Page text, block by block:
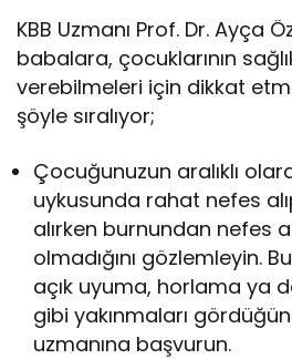
KBB Uzmanı Prof. Dr. Ayça
babalara, çocuklarının
verebilmeleri için dikkat
şöyle sıralıyor;
Çocuğunuzun aralıklı
uykusunda rahat nefes
alırken burnundan nefes
olmadığını gözlemleyin.
açık uyuma, horlama ya
gibi yakınmaları
uzmanına başvurun.